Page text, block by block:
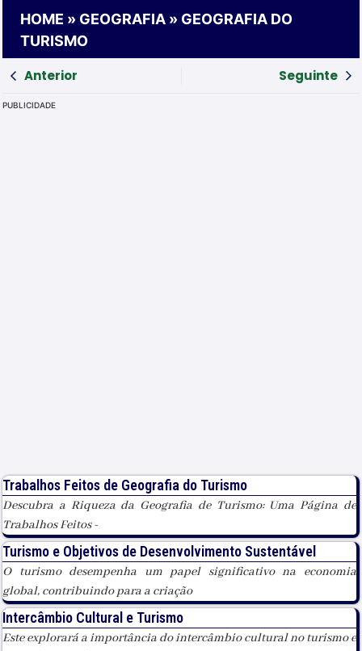
HOME » GEOGRAFIA » GEOGRAFIA DO
TURISMO
Anterior Seguinte
PUBLICIDADE
Trabalhos Feitos de Geografia do Turismo
Descubra a Riqueza da Geografia de Turismo: Uma Página de
Trabalhos Feitos -
Turismo e Objetivos de Desenvolvimento Sustentável
O turismo desempenha um papel significativo na economia
global, contribuindo para a criação
Intercâmbio Cultural e Turismo
Este explorará a importância do intercâmbio cultural no turismo e